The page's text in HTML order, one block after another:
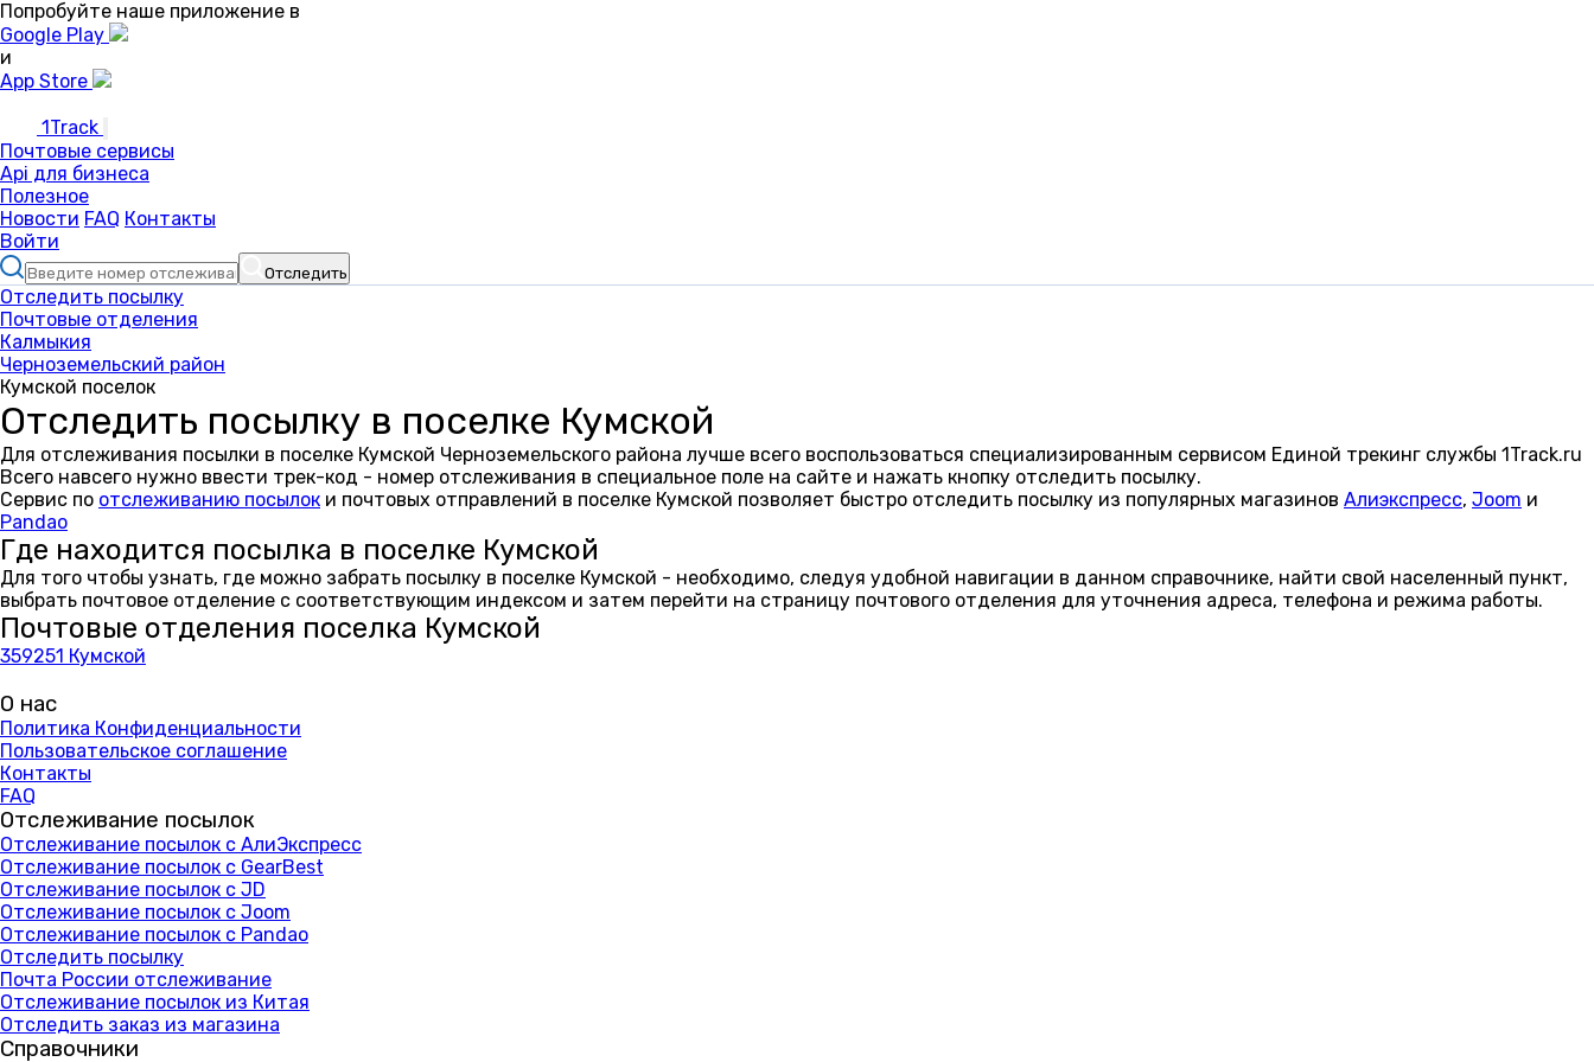
Попробуйте наше приложение в
Google Play
и
App Store
1Track
Почтовые сервисы
Api для бизнеса
Полезное
Новости FAQ Контакты
Войти
Отследить
Отследить посылку
Почтовые отделения
Калмыкия
Черноземельский район
Кумской поселок
Отследить посылку в поселке Кумской
Для отслеживания посылки в поселке Кумской Черноземельского района лучше всего воспользоваться специализированным сервисом Единой трекинг службы 1Track.ru
Всего навсего нужно ввести трек-код - номер отслеживания в специальное поле на сайте и нажать кнопку отследить посылку.
Сервис по отслеживанию посылок и почтовых отправлений в поселке Кумской позволяет быстро отследить посылку из популярных магазинов Алиэкспресс, Joom и
Pandao
Где находится посылка в поселке Кумской
Для того чтобы узнать, где можно забрать посылку в поселке Кумской - необходимо, следуя удобной навигации в данном справочнике, найти свой населенный пункт,
выбрать почтовое отделение с соответствующим индексом и затем перейти на страницу почтового отделения для уточнения адреса, телефона и режима работы.
Почтовые отделения поселка Кумской
359251 Кумской
О нас
Политика Конфиденциальности
Пользовательское соглашение
Контакты
FAQ
Отслеживание посылок
Отслеживание посылок с АлиЭкспресс
Отслеживание посылок с GearBest
Отслеживание посылок с JD
Отслеживание посылок с Joom
Отслеживание посылок с Pandao
Отследить посылку
Почта России отслеживание
Отслеживание посылок из Китая
Отследить заказ из магазина
Справочники